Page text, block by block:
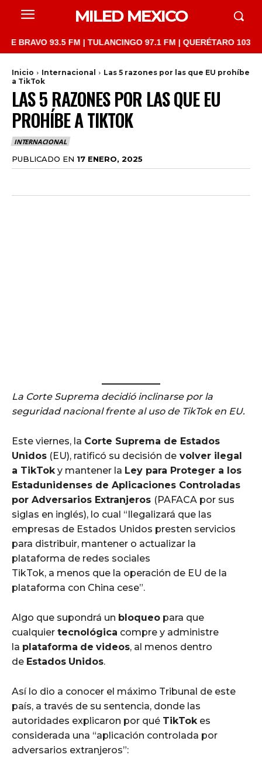
MILED MEXICO
93.5 FM | TULANCINGO 97.1 FM | QUERÉTARO 103.1 FM |
Inicio Internacional
Las 5 razones por las que EU prohíbe
a TikTok
LAS 5 RAZONES POR LAS QUE EU
PROHÍBE A TIKTOK
INTERNACIONAL
PUBLICADO EN 17 ENERO, 2025
La Corte Suprema decidió inclinarse por la
seguridad nacional frente al uso de TikTok en EU.
Este viernes, la Corte Suprema de Estados
Unidos (EU), ratificó su decisión de volver ilegal
a TikToky mantener la Ley para Proteger a los
Estadunidenses de Aplicaciones Controladas
por Adversarios Extranjeros (PAFACA por sus
siglas en inglés), lo cual “Ilegalizará que las
empresas de Estados Unidos presten servicios
para distribuir, mantener o actualizar la
plataforma de redes sociales
TikTok, a menos que la operación de EU de la
plataforma con China cese”.
Algo que supondrá un bloqueo para que
cualquier tecnológica compre y administre
la plataforma de videos, al menos dentro
de Estados Unidos.
Así lo dio a conocer el máximo Tribunal de este
país, a través de su sentencia, donde las
autoridades explicaron por qué TikTokes
considerada una “aplicación controlada por
adversarios extranjeros”: